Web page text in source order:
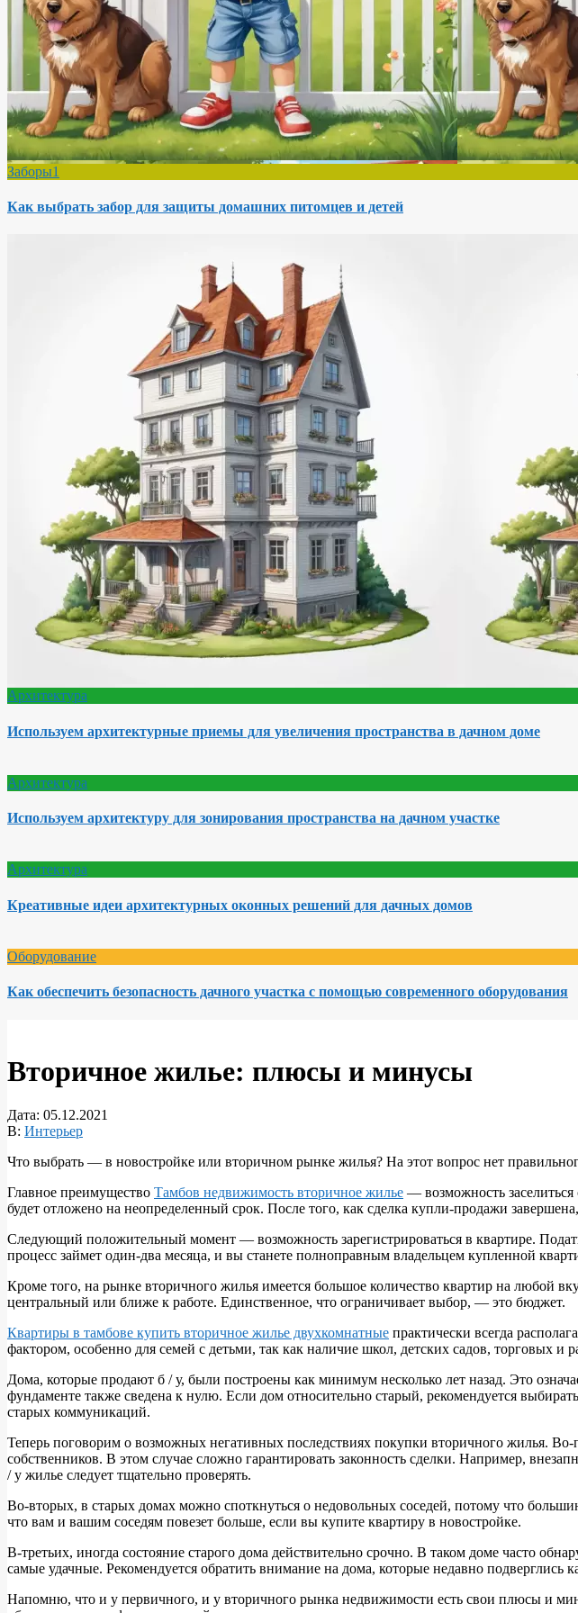
Заборы1
Как выбрать забор для защиты домашних питомцев и детей
Архитектура
Используем архитектурные приемы для увеличения пространства в дачном доме
Архитектура
Используем архитектуру для зонирования пространства на дачном участке
Архитектура
Креативные идеи архитектурных оконных решений для дачных домов
Оборудование
Как обеспечить безопасность дачного участка с помощью современного оборудования
Вторичное жилье: плюсы и минусы
Дата: 05.12.2021
В: Интерьер
Что выбрать — в новостройке или вторичном рынке жилья? На этот вопрос нет
Главное преимущество Тамбов недвижимость вторичное жилье — возможность заселиться
будет отложено на неопределенный срок. После того, как сделка купли-продажи
Следующий положительный момент — возможность зарегистрироваться в квартире.
процесс займет один-два месяца, и вы станете полноправным владельцем купленной
Кроме того, на рынке вторичного жилья имеется большое количество квартир на любой
центральный или ближе к работе. Единственное, что ограничивает выбор, — это бюджет.
Квартиры в тамбове купить вторичное жилье двухкомнатные практически всегда
фактором, особенно для семей с детьми, так как наличие школ, детских садов, торговых и
Дома, которые продают б / у, были построены как минимум несколько лет назад. Это
фундаменте также сведена к нулю. Если дом относительно старый, рекомендуется
старых коммуникаций.
Теперь поговорим о возможных негативных последствиях покупки вторичного жилья.
собственников. В этом случае сложно гарантировать законность сделки. Например,
/ у жилье следует тщательно проверять.
Во-вторых, в старых домах можно споткнуться о недовольных соседей, потому что
что вам и вашим соседям повезет больше, если вы купите квартиру в новостройке.
В-третьих, иногда состояние старого дома действительно срочно. В таком доме часто
самые удачные. Рекомендуется обратить внимание на дома, которые недавно подверглись
Напомню, что и у первичного, и у вторичного рынка недвижимости есть свои плюсы и